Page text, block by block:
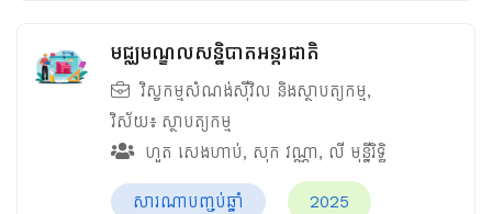
មជ្ឈមណ្ឌលសន្និបាតអន្តរជាតិ
វិស្វកម្មសំណង់ស៊ីវិល និងស្ថាបត្យកម្ម,
វិស័យ៖ ស្ថាបត្យកម្ម
ហួត សេងហាប់, សុក វណ្ណា, លី មុន្នីរិទ្ធិ
សារណាបញ្ចប់ឆ្នាំ 2025